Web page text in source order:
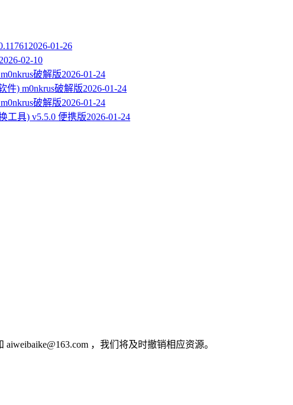
2026-01-26
2026-02-10
破解版2026-01-24
件) m0nkrus破解版2026-01-24
破解版2026-01-24
工具) v5.5.0 便携版2026-01-24
，我们将及时撤销相应资源。